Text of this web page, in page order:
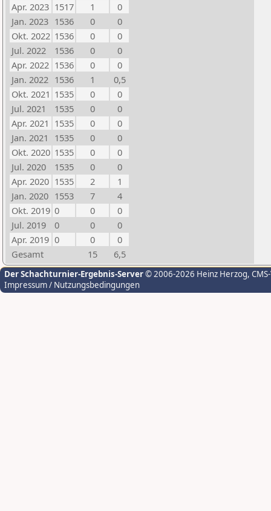
Apr. 2023 1517 1
0
Jan. 2023 1536 0
0
Okt. 2022 1536 0
0
Jul. 2022
1536 0
0
Apr. 2022 1536 0
0
Jan. 2022 1536 1
0,5
Okt. 2021 1535 0
0
Jul. 2021
1535 0
0
Apr. 2021 1535 0
0
Jan. 2021
1535 0
0
Okt. 2020 1535 0
0
Jul. 2020
1535 0
0
Apr. 2020 1535 2
1
Jan. 2020 1553 7
4
Okt. 2019 0 0
0
Jul. 2019
0 0
0
Apr. 2019 0 0
0
Gesamt
15 6,5
Der Schachturnier-Ergebnis-Server© 2006-2026 Heinz Herzog,
Impressum / Nutzungsbedingungen